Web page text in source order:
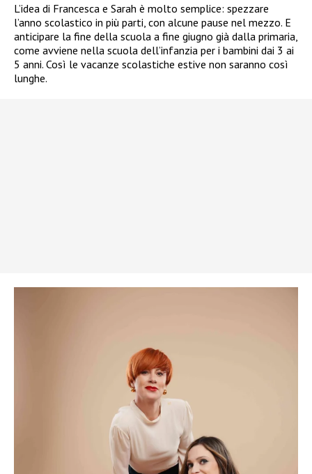
L’idea di Francesca e Sarah è molto semplice: spezzare
l’anno scolastico in più parti, con alcune pause nel mezzo. E
anticipare la fine della scuola a fine giugno già dalla primaria,
come avviene nella scuola dell’infanzia per i bambini dai 3 ai
5 anni. Così le vacanze scolastiche estive non saranno così
lunghe.